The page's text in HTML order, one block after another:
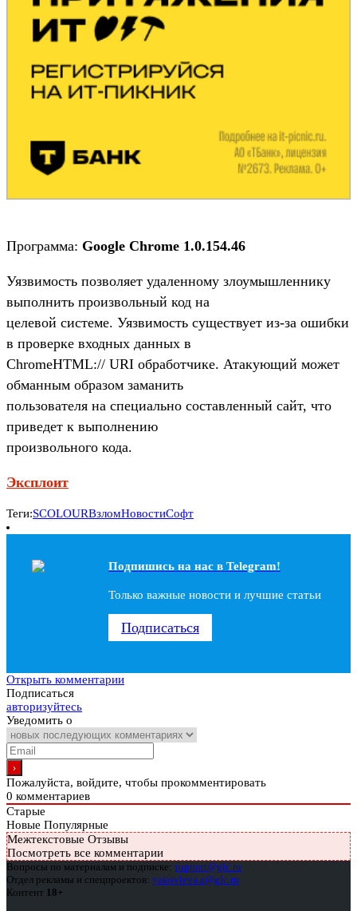
Программа: Google Chrome 1.0.154.46
Уязвимость позволяет удаленному злоумышленнику
выполнить произвольный код на
целевой системе. Уязвимость существует из-за ошибки
в проверке входных данных в
ChromeHTML:// URI обработчике. Атакующий может
обманным образом заманить
пользователя на специально составленный сайт, что
приведет к выполнению
произвольного кода.
Эксплоит
Теги:SCOLOURВзломНовостиСофт
Подпишись на наc в Telegram!
Только важные новости и лучшие статьи
Подписаться
Открыть комментарии
Подписаться
авторизуйтесь
Уведомить о
Пожалуйста, войдите, чтобы прокомментировать
0 комментариев
Старые
Новые Популярные
Межтекстовые Отзывы
Посмотреть все комментарии
Вопросы по материалам и подписке: support@glc.ru
Отдел рекламы и спецпроектов: yakovleva.a@glc.ru
Контент 18+